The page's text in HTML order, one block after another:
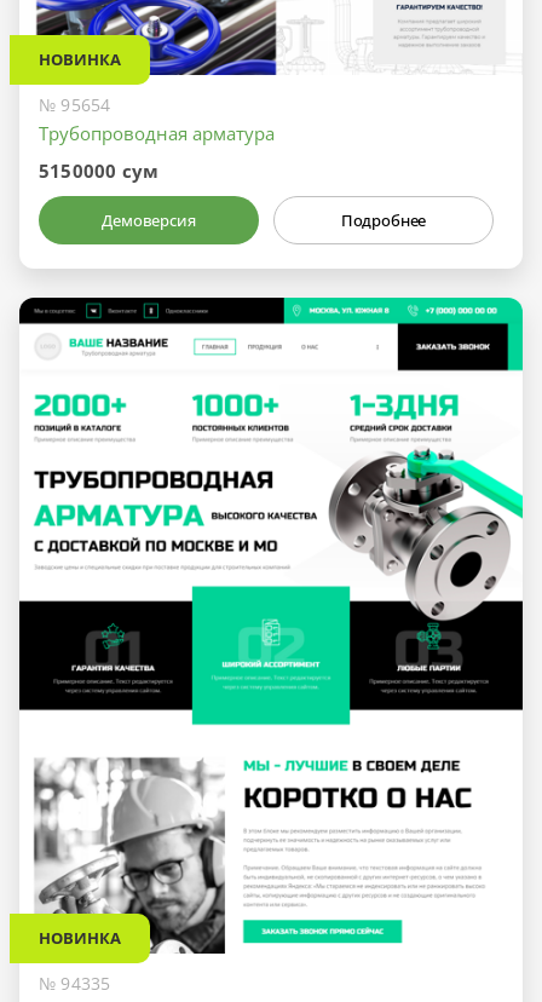
НОВИНКА
№ 95654
Трубопроводная арматура
5150000 сум
Демоверсия Подробнее
НОВИНКА
№ 94335